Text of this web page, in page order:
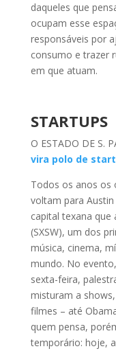
daqueles que
ocupam esse
responsáveis por
consumo e trazer
em que atuam.
STARTUPS
O ESTADO DE S.
vira polo de
Todos os anos os
voltam para
capital texana
(SXSW), um dos
música, cinema,
mundo. No
sexta-feira,
misturam a
filmes – até
quem pensa,
temporário: hoje,